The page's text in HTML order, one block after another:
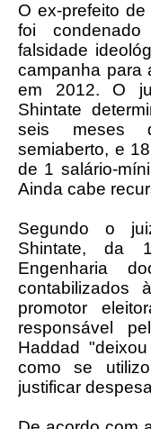
O ex-prefeito
foi
falsidade
campanha para
em 2012. O
Shintate
seis meses
semiaberto, e
de 1 salário-
Ainda cabe
Segundo o
Shintate, da
Engenharia
contabilizados
promotor
responsável
Haddad
como se
justificar